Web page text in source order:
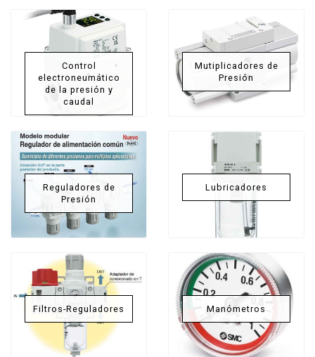
Control
electroneumático
de la presión y
caudal
Mutiplicadores de
Presión
Reguladores de
Presión
Lubricadores
Filtros-Reguladores Manómetros